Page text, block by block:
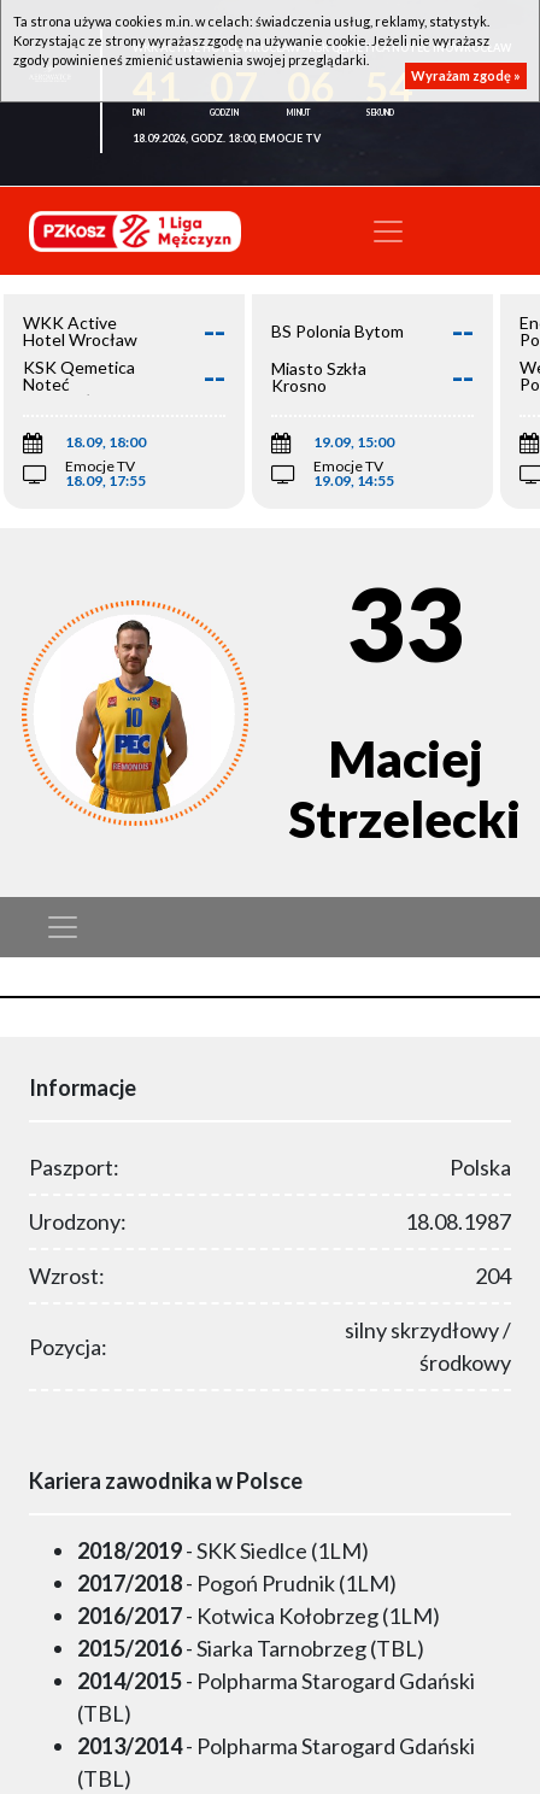
WKK ACTIVE HOTEL WROCŁAW - KSK QEMETICA NOTEĆ INOWROCŁAW
54
18.09.2026, GODZ. 18:00, EMOCJE TV
WKK Active
Hotel Wrocław
--
KSK Qemetica
Noteć
Inowrocław
--
18.09, 18:00
Emocje TV
18.09, 17:55
BS Polonia Bytom --
Miasto Szkła
Krosno
--
19.09, 15:00
Emocje TV
19.09, 14:55
33
Maciej
Strzelecki
Informacje
Paszport: Polska
Urodzony: 18.08.1987
Wzrost: 204
Pozycja:
silny skrzydłowy /
środkowy
Kariera zawodnika w Polsce
2018/2019- SKK Siedlce (1LM)
2017/2018- Pogoń Prudnik (1LM)
2016/2017- Kotwica Kołobrzeg (1LM)
2015/2016- Siarka Tarnobrzeg (TBL)
2014/2015- Polpharma Starogard Gdański
(TBL)
2013/2014- Polpharma Starogard Gdański
(TBL)
Ta strona używa cookies m.in. w celach: świadczenia usług, reklamy, statystyk.
Korzystając ze strony wyrażasz zgodę na używanie cookie. Jeżeli nie wyrażasz
zgody powinieneś zmienić ustawienia swojej przeglądarki.
Wyrażam zgodę »